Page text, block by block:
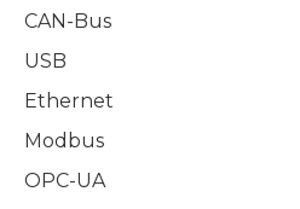
CAN-Bus
USB
Ethernet
Modbus
OPC-UA